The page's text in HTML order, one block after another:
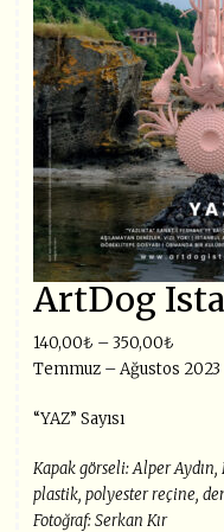
ArtDog
140,00₺ –350,00₺
Temmuz – Ağustos 2023
“YAZ” Sayısı
Kapak görseli: Alper
plastik, polyester reçine,
Fotoğraf: Serkan Kır